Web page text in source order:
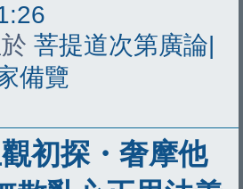
菩提道次第廣論|
備覽
初探・奢摩他